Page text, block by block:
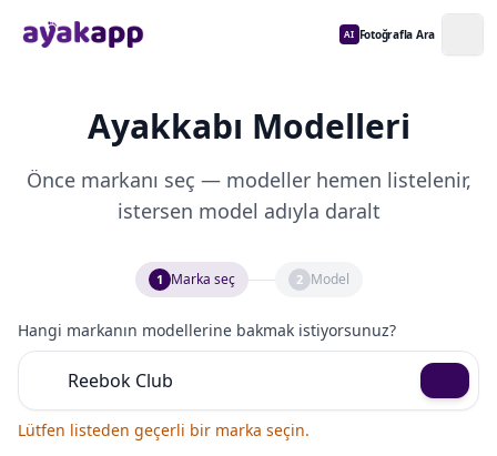
AI Fotoğrafla Ara
Ayakkabı Modelleri
Önce markanı seç — modeller hemen listelenir,
istersen model adıyla daralt
1 Marka seç 2 Model
Hangi markanın modellerine bakmak istiyorsunuz?
Lütfen listeden geçerli bir marka seçin.